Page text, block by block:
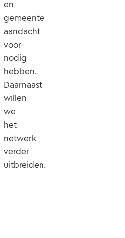
en
gemeente
aandacht
voor
nodig
hebben.
Daarnaast
willen
we
het
netwerk
verder
uitbreiden.